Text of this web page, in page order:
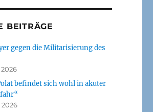
BEITRÄGE
gegen die Militarisierung des
befindet sich wohl in akuter